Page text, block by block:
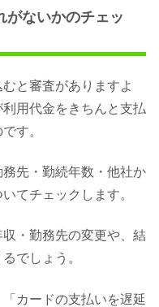
がないかのチェッ
と審査がありますよ
用代金をきちんと支払
す。
先・勤続年数・他社か
てチェックします。
・勤務先の変更や、結
でしょう。
カードの支払いを遅延